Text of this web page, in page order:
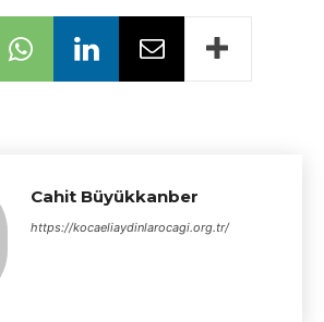
Cahit Büyükkanber
https://kocaeliaydinlarocagi.org.tr/